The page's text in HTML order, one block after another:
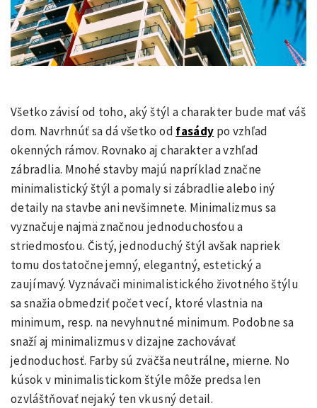
Všetko závisí od toho, aký štýl a charakter bude mať váš
dom. Navrhnúť sa dá všetko od fasády po vzhľad
okenných rámov. Rovnako aj charakter a vzhľad
zábradlia. Mnohé stavby majú napríklad značne
minimalistický štýl a pomaly si zábradlie alebo iný
detaily na stavbe ani nevšimnete. Minimalizmus sa
vyznačuje najmä značnou jednoduchosťou a
striedmosťou. Čistý, jednoduchý štýl avšak napriek
tomu dostatočne jemný, elegantný, estetický a
zaujímavý. Vyznávači minimalistického životného štýlu
sa snažia obmedziť počet vecí, ktoré vlastnia na
minimum, resp. na nevyhnutné minimum. Podobne sa
snaží aj minimalizmus v dizajne zachovávať
jednoduchosť. Farby sú zväčša neutrálne, mierne. No
kúsok v minimalistickom štýle môže predsa len
ozvláštňovať nejaký ten vkusný detail.